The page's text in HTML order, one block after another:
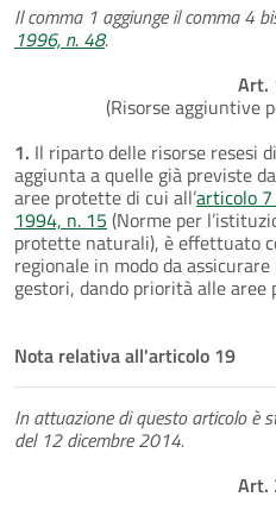
Il comma 1 aggiunge il comma 4
1996, n. 48.
Art.
(Risorse aggiuntive
1. Il riparto delle risorse resesi
aggiunta a quelle già previste
aree protette di cui all’articolo
1994, n. 15 (Norme per
protette naturali), è effettuato
regionale in modo da
gestori, dando priorità alle
Nota relativa all'articolo 19
In attuazione di questo articolo è
del 12 dicembre 2014.
Art.